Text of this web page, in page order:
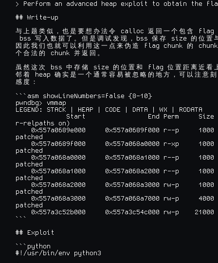
> Perform an advanced heap exploit to obtain the
## Write-up
与 上 题 类 似 ， 也 是 要 想 办 法 令 calloc 返 回 一 个 包 含
flag
bss 写 入 数 据 了 。 但 是 调 试 发 现 ， bss 保 存 size 的 位 置
因 此 我 们 也 就 可 以 利 用 这 一 点 来 伪 造 flag chunk 的
个 合 法 的 chunk 并 返 回 。
虽 然 这 次 bss 中 存 储 size 的 位 置 和 flag 位 置 距 离 近 看
邻 着 heap 确 实 是 一 个 通 常 容 易 被 忽 略 的 地 方 ， 可 以 注 意 刻
感 度 ：
```asm showLineNumbers=false {8-10}
pwndbg> vmmap
LEGEND: STACK | HEAP | CODE | DATA | WX | RODATA
Start                End Perm     Size
r-relpaths on)
0x557a0689e000     0x557a0689f000 r--p     1000
patched
0x557a0689f000     0x557a068a0000 r-xp     1000
patched
0x557a068a0000     0x557a068a1000 r--p     1000
patched
0x557a068a1000     0x557a068a2000 r--p     1000
patched
0x557a068a2000     0x557a068a3000 rw-p     1000
patched
0x557a068a3000     0x557a068a7000 rw-p     4000
patched
0x557a3c52b000     0x557a3c54c000 rw-p    21000
```
## Exploit
```python
#!/usr/bin/env python3